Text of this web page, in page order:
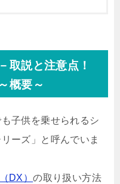
取説と注意点！
概要～
子供を乗せられるシ
ーズ」と呼んでいま
DX）の取り扱い方法